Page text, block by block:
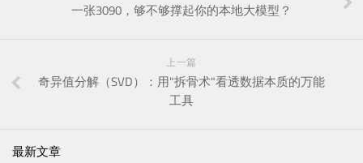
一张3090，够不够撑起你的本地大模型？
上一篇
奇异值分解（SVD）：用"拆骨术"看透数据本质的万能
工具
最新文章